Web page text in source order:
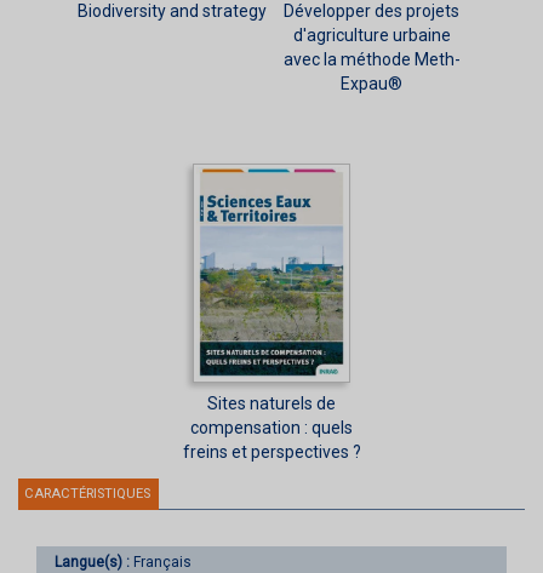
Biodiversity and strategy
Développer des projets
d'agriculture urbaine
avec la méthode Meth-
Expau®
Sites naturels de
compensation : quels
freins et perspectives ?
CARACTÉRISTIQUES
Langue(s) : Français